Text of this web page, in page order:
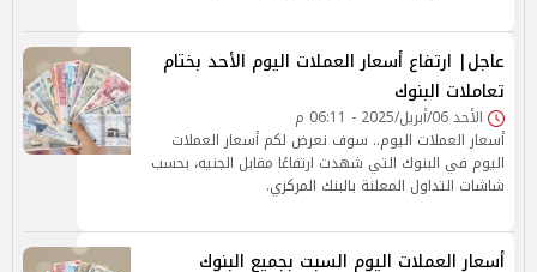
عاجل| ارتفاع أسعار العملات اليوم الأحد بختام
تعاملات البنوك
الأحد 06/أبريل/2025 - 06:11 م
أسعار العملات اليوم.. سوف نعرض لكم أسعار العملات
اليوم في البنوك التي شهدت ارتفاعًا مقابل الجنيه، بحسب
شاشات التداول المعلنة بالبنك المركزي.
أسعار العملات اليوم السبت بجميع البنوك